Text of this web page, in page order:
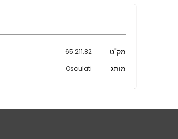
מידע
נוסף
מק"ט 65.211.82
מותג Osculati